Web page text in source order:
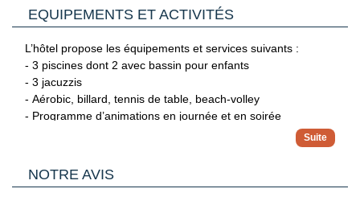
priorité sur la réservation des restaurants à la carte, coffee
- Restaurant à la carte « El Paso» : propose snack en
- Restaurant à la carte « Luiggi » : propose des spécialités
italiennes pour le dîner (sur réservation).
3 bars et snacks sont également à votre disposition dont le
bar Sunset ouvert jusqu'à 1h du matin.
*Les horaires sont communiqués à titre indicatif.
EQUIPEMENTS ET ACTIVITÉS
L’hôtel propose les équipements et services suivants :
- 3 piscines dont 2 avec bassin pour enfants
- 3 jacuzzis
- Aérobic, billard, tennis de table, beach-volley
- Programme d’animations en journée et en soirée
Avec supplément, vous aurez accès à d’autres services de
- Massages
NOTRE AVIS